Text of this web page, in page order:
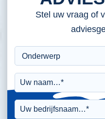
Stel uw vraag of